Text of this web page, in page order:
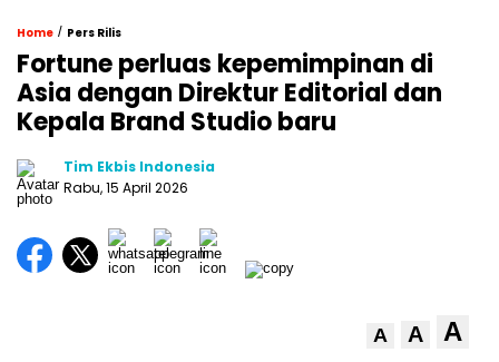
Home / Pers Rilis
Fortune perluas kepemimpinan di
Asia dengan Direktur Editorial dan
Kepala Brand Studio baru
Tim Ekbis Indonesia
Rabu, 15 April 2026
A A A